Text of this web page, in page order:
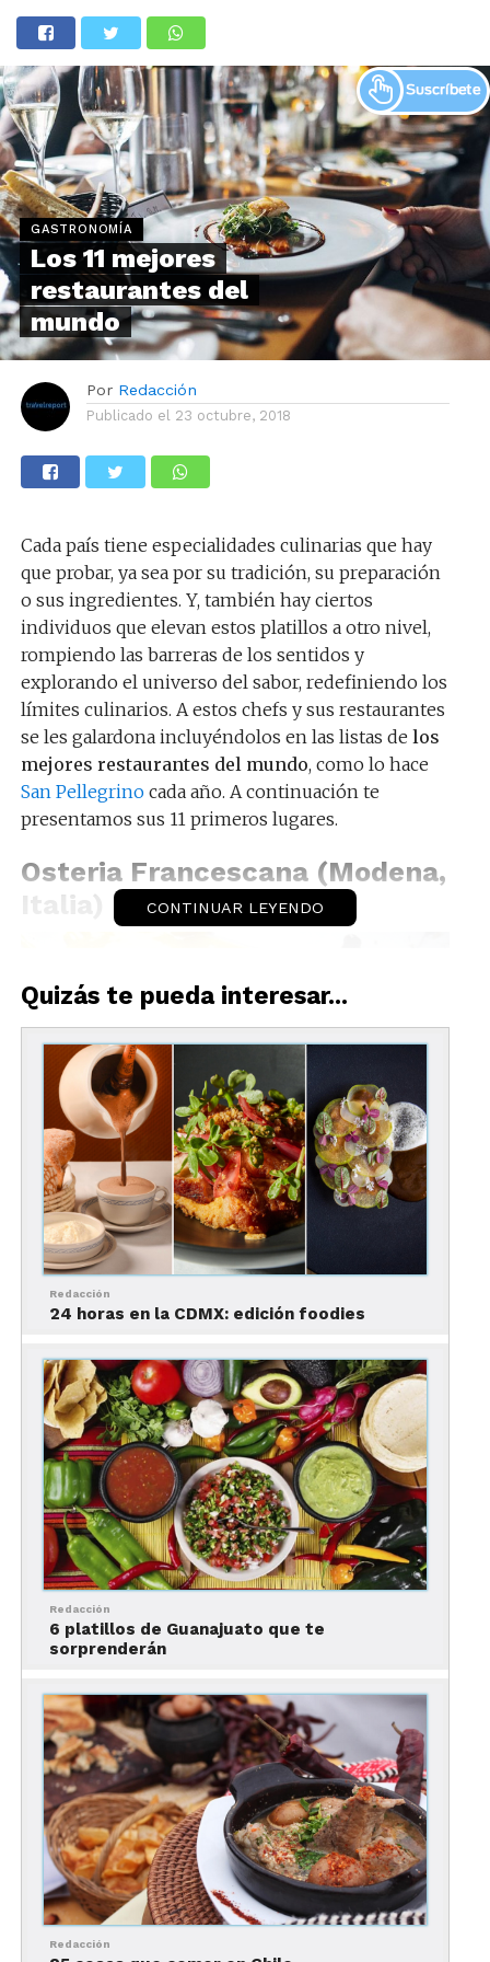
GASTRONOMÍA
Los 11 mejores
restaurantes del
mundo
Por Redacción
Publicado el 23 octubre, 2018
Cada país tiene especialidades culinarias que hay
que probar, ya sea por su tradición, su preparación
o sus ingredientes. Y, también hay ciertos
individuos que elevan estos platillos a otro nivel,
rompiendo las barreras de los sentidos y
explorando el universo del sabor, redefiniendo los
límites culinarios. A estos chefs y sus restaurantes
se les galardona incluyéndolos en las listas de los
mejores restaurantes del mundo, como lo hace
San Pellegrinocada año. A continuación te
presentamos sus 11 primeros lugares.
Osteria Francescana (Modena,
Italia)
Foto: Osteria Francesca
restaurantes del mundo, desde ya hace algunos
años, se lo lleva laOsteria Francescana, del chef
Massimo Bottura. Su cocina reinterpreta los
platillos clásicos italianos. Algunos de sus platos
más conocidos son, “cinco edades del Parmagiano
Reggiano” y “Ups! Se me cayó la tarta de limón”.
El Celler de Can Roca (Girona,
España)
CONTINUAR LEYENDO
Quizás te pueda interesar...
Redacción
24 horas en la CDMX: edición foodies
Redacción
6 platillos de Guanajuato que te
sorprenderán
Redacción